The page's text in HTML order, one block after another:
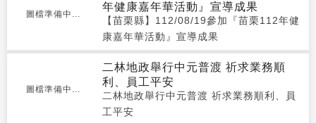
圖檔準備中...
年健康嘉年華活動』宣導成果
【苗栗縣】112/08/19參加『苗栗112年健
康嘉年華活動』宣導成果
圖檔準備中...
二林地政舉行中元普渡 祈求業務順
利、員工平安
二林地政舉行中元普渡 祈求業務順利、員
工平安